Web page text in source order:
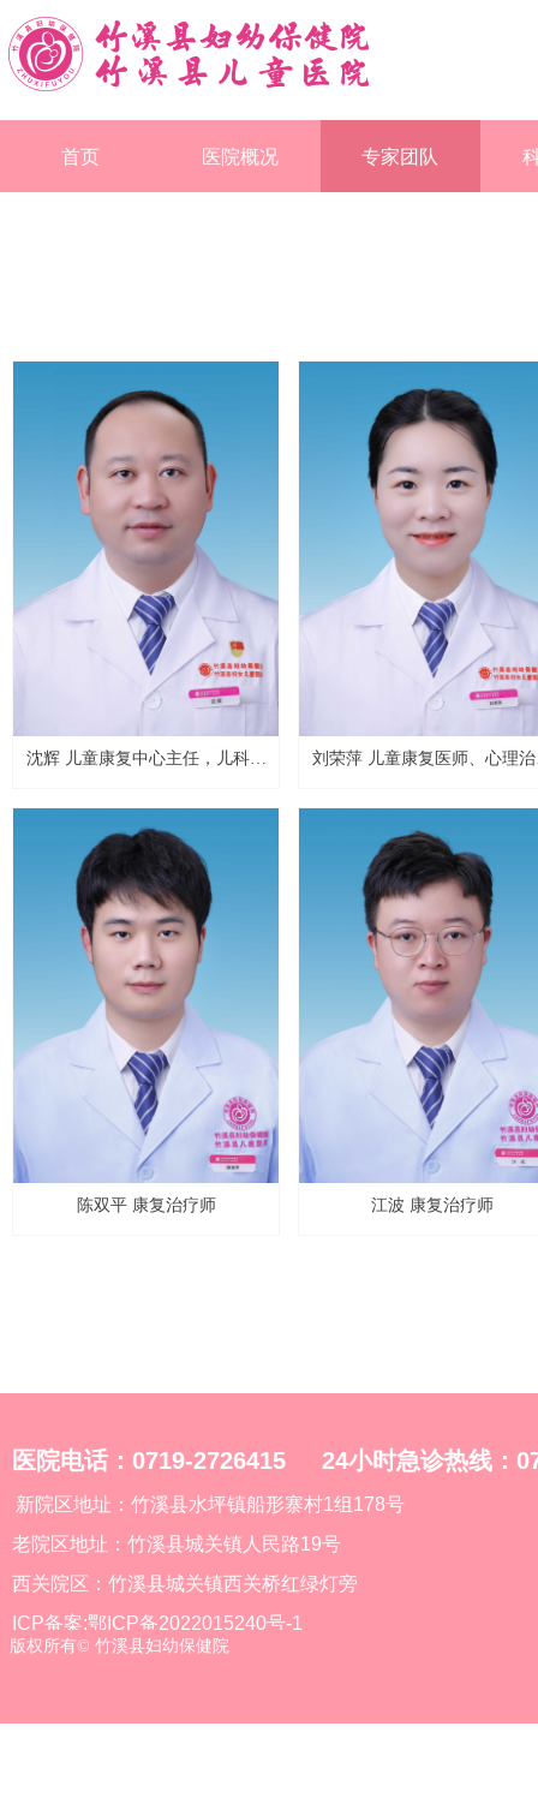
首页 医院概况 专家团队
沈辉 儿童康复中心主任，儿科主
刘荣萍 儿童康复医师、心理治疗
陈双平 康复治疗师 江波 康复治疗师
医院电话：0719-2726415 24小时急诊热线：
新院区地址：竹溪县水坪镇船形寨村1组178号
老院区地址：竹溪县城关镇人民路19号
西关院区：竹溪县城关镇西关桥红绿灯旁
ICP备案:鄂ICP备2022015240号-1
版权所有© 竹溪县妇幼保健院